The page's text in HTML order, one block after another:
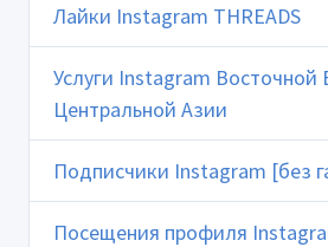
Лайки Instagram THREADS
Услуги Instagram Восточной
Центральной Азии
Подписчики Instagram [без
Посещения профиля